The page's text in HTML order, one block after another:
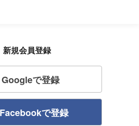
新規会員登録
Googleで登録
Facebookで登録